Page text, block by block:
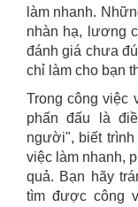
làm nhanh.
nhàn hạ, lương
đánh giá chưa
chỉ làm cho bạn
Trong công việc
phấn đấu là
người", biết
việc làm nhanh,
quả. Bạn hãy
tìm được công